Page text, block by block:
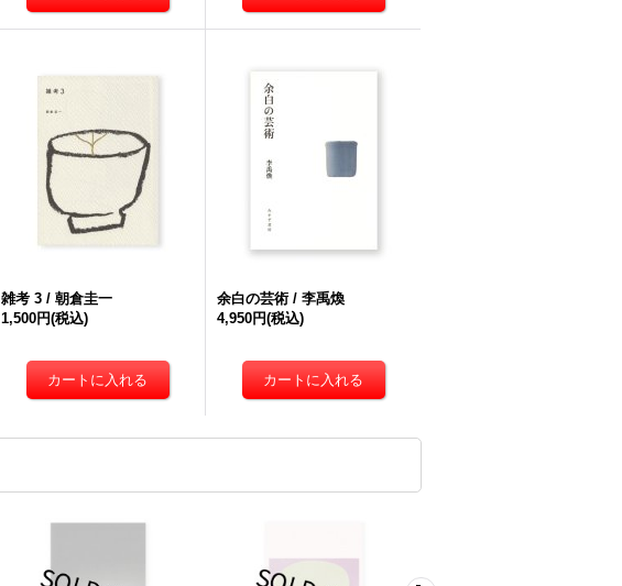
雑考 3 / 朝倉圭一
1,500円(税込)
余白の芸術 / 李禹煥
4,950円(税込)